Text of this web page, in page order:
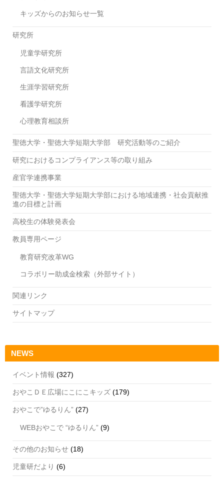
キッズからのお知らせ一覧
研究所
児童学研究所
言語文化研究所
生涯学習研究所
看護学研究所
心理教育相談所
聖徳大学・聖徳大学短期大学部 研究活動等のご紹介
研究におけるコンプライアンス等の取り組み
産官学連携事業
聖徳大学・聖徳大学短期大学部における地域連携・社会貢献推
進の目標と計画
高校生の体験発表会
教員専用ページ
教育研究改革WG
コラボリー助成金検索（外部サイト）
関連リンク
サイトマップ
NEWS
イベント情報 (327)
おやこＤＥ広場にこにこキッズ (179)
おやこで”ゆるりん” (27)
WEBおやこで “ゆるりん” (9)
その他のお知らせ (18)
児童研だより (6)